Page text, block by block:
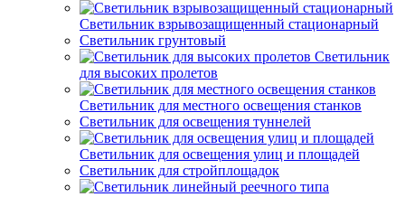
Светильник взрывозащищенный стационарный
Светильник грунтовый
Светильник
для высоких пролетов
Светильник для местного освещения станков
Светильник для освещения туннелей
Светильник для освещения улиц и площадей
Светильник для стройплощадок